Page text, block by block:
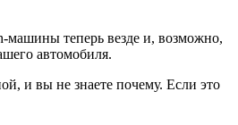
машины теперь везде и, возможно,
автомобиля.
и вы не знаете почему. Если это